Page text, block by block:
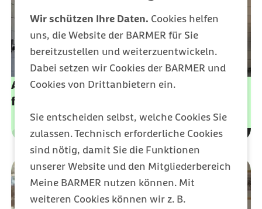
Wir schützen Ihre Daten. Cookies helfen
uns, die Website der BARMER für Sie
bereitzustellen und weiterzuentwickeln.
Dabei setzen wir Cookies der BARMER und
Cookies von Drittanbietern ein.
Sie entscheiden selbst, welche Cookies Sie
zulassen. Technisch erforderliche Cookies
sind nötig, damit Sie die Funktionen
unserer Website und den Mitgliederbereich
Meine BARMER nutzen können. Mit
weiteren Cookies können wir z. B.
Alle wichtigen Anträge, Formulare & Infos
für Studis
Kategorie
Leistungen